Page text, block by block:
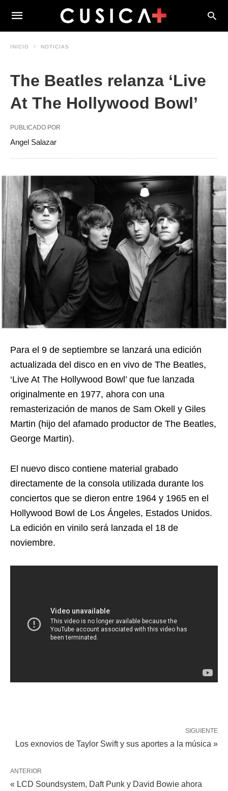
INICIO NOTICIAS
The Beatles relanza ‘Live
At The Hollywood Bowl’
PUBLICADO POR
Angel Salazar
Para el 9 de septiembre se lanzará una edición
actualizada del disco en en vivo de The Beatles,
‘Live At The Hollywood Bowl’ que fue lanzada
originalmente en 1977, ahora con una
remasterización de manos de Sam Okell y Giles
Martin (hijo del afamado productor de The Beatles,
George Martin).
El nuevo disco contiene material grabado
directamente de la consola utilizada durante los
conciertos que se dieron entre 1964 y 1965 en el
Hollywood Bowl de Los Ángeles, Estados Unidos.
La edición en vinilo será lanzada el 18 de
noviembre.
SIGUIENTE
Los exnovios de Taylor Swift y sus aportes a la música »
ANTERIOR
« LCD Soundsystem, Daft Punk y David Bowie ahora